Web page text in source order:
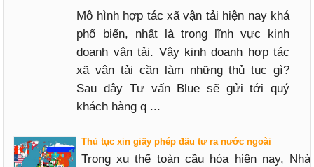
Mô hình hợp tác xã vận tải hiện nay khá
phổ biến, nhất là trong lĩnh vực kinh
doanh vận tải. Vậy kinh doanh hợp tác
xã vận tải cần làm những thủ tục gì?
Sau đây Tư vấn Blue sẽ gửi tới quý
khách hàng q ...
Thủ tục xin giấy phép đầu tư ra nước ngoài
Trong xu thế toàn cầu hóa hiện nay, Nhà